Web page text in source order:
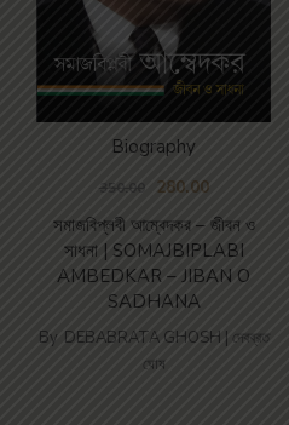
সমাজবিপ্লবী আম্বেদকর – জীবন ও
সাধনা | SOMAJBIPLABI
AMBEDKAR – JIBAN O
SADHANA
Biography
350.00 280.00
By DEBABRATA GHOSH | দেবব্রত
ঘোষ